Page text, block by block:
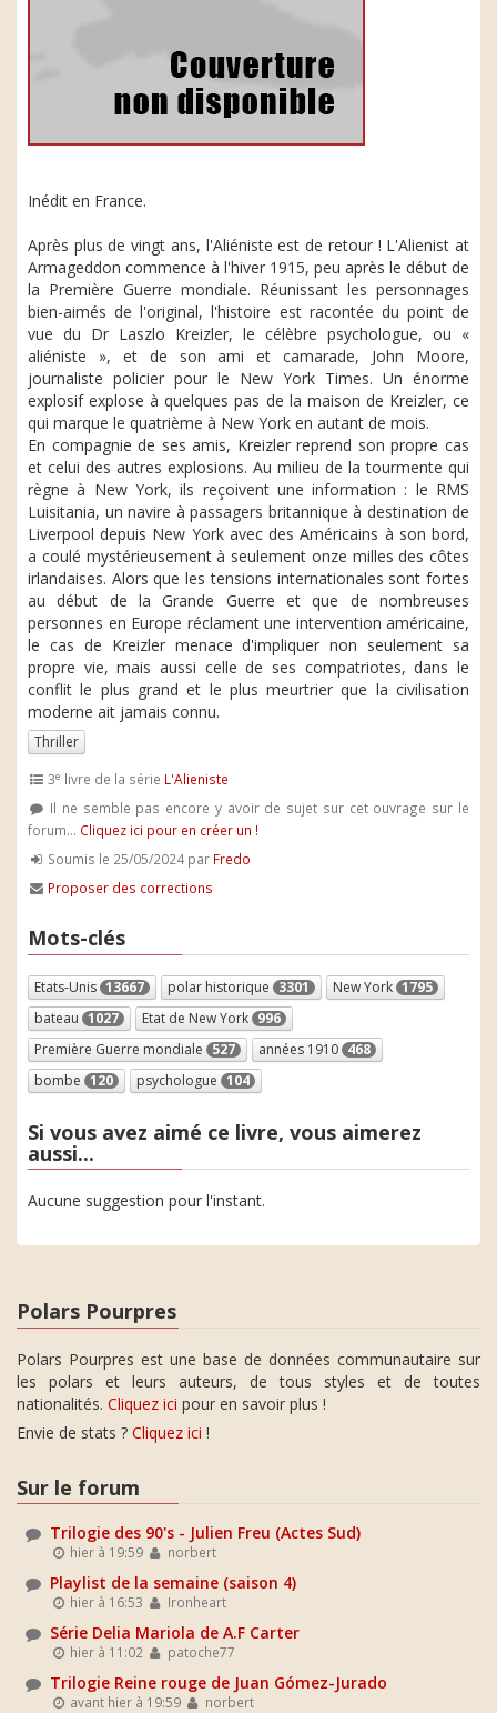
Inédit en France.
Après plus de vingt ans, l'Aliéniste est de retour ! L'Alienist at
Armageddon commence à l'hiver 1915, peu après le début de
la Première Guerre mondiale. Réunissant les personnages
bien-aimés de l'original, l'histoire est racontée du point de
vue du Dr Laszlo Kreizler, le célèbre psychologue, ou «
aliéniste », et de son ami et camarade, John Moore,
journaliste policier pour le New York Times. Un énorme
explosif explose à quelques pas de la maison de Kreizler, ce
qui marque le quatrième à New York en autant de mois.
En compagnie de ses amis, Kreizler reprend son propre cas
et celui des autres explosions. Au milieu de la tourmente qui
règne à New York, ils reçoivent une information : le RMS
Luisitania, un navire à passagers britannique à destination de
Liverpool depuis New York avec des Américains à son bord,
a coulé mystérieusement à seulement onze milles des côtes
irlandaises. Alors que les tensions internationales sont fortes
au début de la Grande Guerre et que de nombreuses
personnes en Europe réclament une intervention américaine,
le cas de Kreizler menace d'impliquer non seulement sa
propre vie, mais aussi celle de ses compatriotes, dans le
conflit le plus grand et le plus meurtrier que la civilisation
moderne ait jamais connu.
Thriller
3e livre de la série L'Alieniste
Il ne semble pas encore y avoir de sujet sur cet ouvrage sur le
forum... Cliquez ici pour en créer un !
Soumis le 25/05/2024 par Fredo
Proposer des corrections
Mots-clés
Etats-Unis 13667 polar historique 3301 New York 1795
bateau 1027 Etat de New York 996
Première Guerre mondiale 527 années 1910 468
bombe 120 psychologue 104
Si vous avez aimé ce livre, vous aimerez
aussi...
Aucune suggestion pour l'instant.
Polars Pourpres
Polars Pourpres est une base de données communautaire sur
les polars et leurs auteurs, de tous styles et de toutes
nationalités. Cliquez ici pour en savoir plus !
Envie de stats ? Cliquez ici !
Sur le forum
Trilogie des 90's - Julien Freu (Actes Sud)
hier à 19:59 norbert
Playlist de la semaine (saison 4)
hier à 16:53 Ironheart
Série Delia Mariola de A.F Carter
hier à 11:02 patoche77
Trilogie Reine rouge de Juan Gómez-Jurado
avant hier à 19:59 norbert